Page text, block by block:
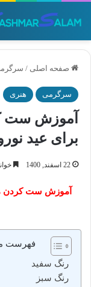
صفحه اصلی /
سرگرمی هنری
برای عید
22 اسفند, 1400
فهرست
رنگ سفید
رنگ سبز